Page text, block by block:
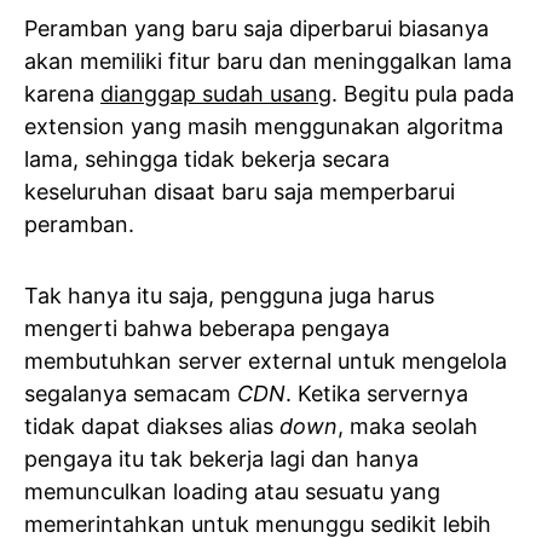
Peramban yang baru saja diperbarui biasanya
akan memiliki fitur baru dan meninggalkan lama
karena dianggap sudah usang. Begitu pula pada
extension yang masih menggunakan algoritma
lama, sehingga tidak bekerja secara
keseluruhan disaat baru saja memperbarui
peramban.
Tak hanya itu saja, pengguna juga harus
mengerti bahwa beberapa pengaya
membutuhkan server external untuk mengelola
segalanya semacam CDN. Ketika servernya
tidak dapat diakses alias down, maka seolah
pengaya itu tak bekerja lagi dan hanya
memunculkan loading atau sesuatu yang
memerintahkan untuk menunggu sedikit lebih